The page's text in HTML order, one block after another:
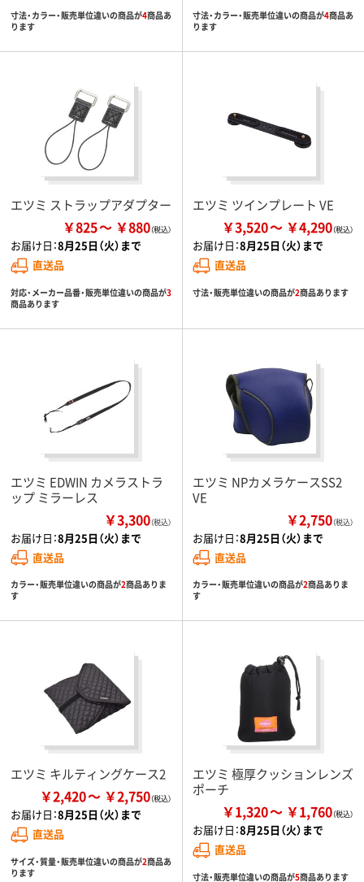
寸法・カラー・販売単位違いの商品が4商品あ
ります
寸法・カラー・販売単位違いの商品が4商品あ
ります
エツミ ストラップアダプター
￥825 ￥880
お届け日：8月25日（火）まで
直送品
対応・メーカー品番・販売単位違いの商品が3
商品あります
エツミ ツインプレート VE
￥3,520 ￥4,290
お届け日：8月25日（火）まで
直送品
寸法・販売単位違いの商品が2商品あります
エツミ EDWIN カメラストラ
ップ ミラーレス
￥3,300（税込）
お届け日：8月25日（火）まで
直送品
カラー・販売単位違いの商品が2商品ありま
す
エツミ NPカメラケースSS2
VE
￥2,750（税込）
お届け日：8月25日（火）まで
直送品
カラー・販売単位違いの商品が2商品ありま
す
エツミ キルティングケース2
￥2,420 ￥2,750
お届け日：8月25日（火）まで
直送品
サイズ・質量・販売単位違いの商品が2商品あ
ります
エツミ 極厚クッションレンズ
ポーチ
￥1,320 ￥1,760
お届け日：8月25日（火）まで
直送品
寸法・販売単位違いの商品が5商品あります